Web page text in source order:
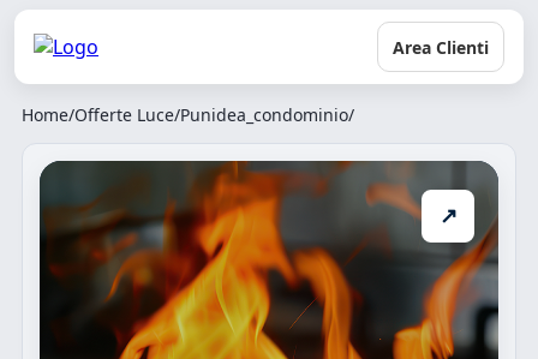
Area Clienti
Home/Offerte Luce/Punidea_condominio/
↗